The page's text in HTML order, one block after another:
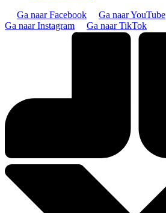
Ga naar Facebook
Ga naar YouTube
Ga naar Instagram
Ga naar TikTok